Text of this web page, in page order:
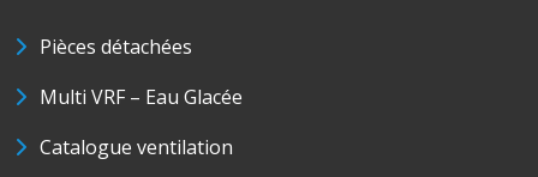
Pièces détachées
Multi VRF – Eau Glacée
Catalogue ventilation